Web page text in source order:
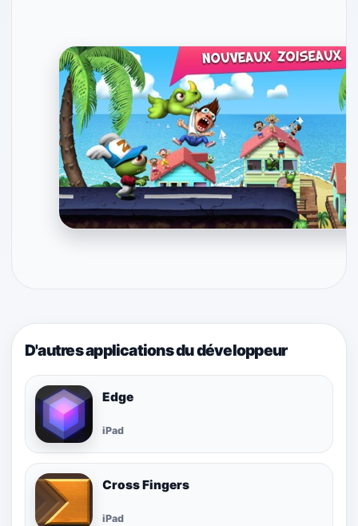
D'autres applications du développeur
Edge
iPad
Cross Fingers
iPad